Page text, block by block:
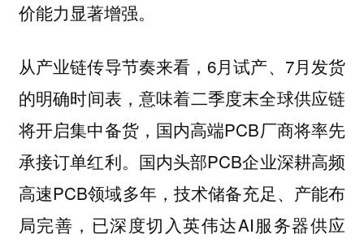
价能力显著增强。
从产业链传导节奏来看，6月试产、7月发货
的明确时间表，意味着二季度末全球供应链
将开启集中备货，国内高端PCB厂商将率先
承接订单红利。国内头部PCB企业深耕高频
高速PCB领域多年，技术储备充足、产能布
局完善，已深度切入英伟达AI服务器供应